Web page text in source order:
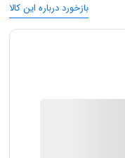
بازخورد درباره این کالا